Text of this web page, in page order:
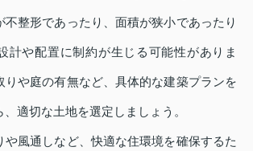
不整形であったり、面積が狭小であったり
計や配置に制約が生じる可能性がありま
りや庭の有無など、具体的な建築プランを
適切な土地を選定しましょう。
や風通しなど、快適な住環境を確保するた